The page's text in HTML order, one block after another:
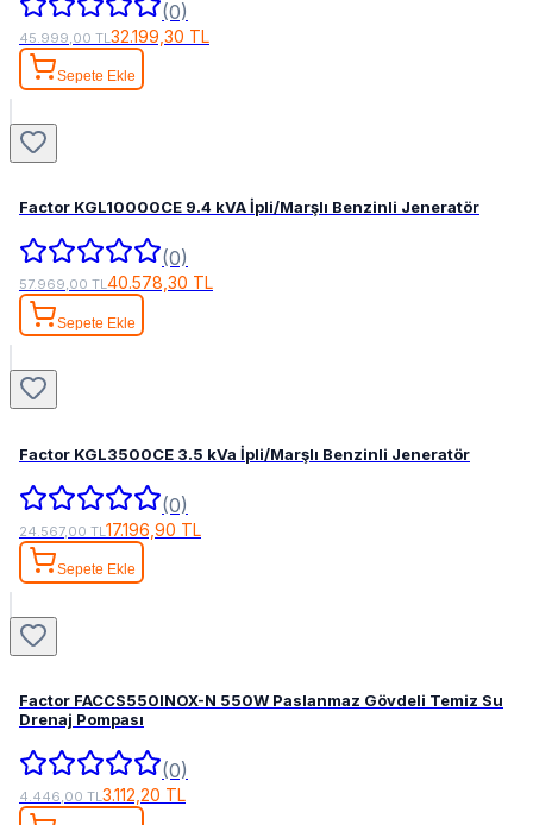
(0)
45.999,00 TL 32.199,30 TL
Sepete Ekle
Factor KGL10000CE 9.4 kVA İpli/Marşlı Benzinli Jeneratör
(0)
57.969,00 TL40.578,30 TL
Sepete Ekle
Factor KGL3500CE 3.5 kVa İpli/Marşlı Benzinli Jeneratör
(0)
24.567,00 TL 17.196,90 TL
Sepete Ekle
Factor FACCS550INOX-N 550W Paslanmaz Gövdeli Temiz Su
Drenaj Pompası
(0)
4.446,00 TL3.112,20 TL